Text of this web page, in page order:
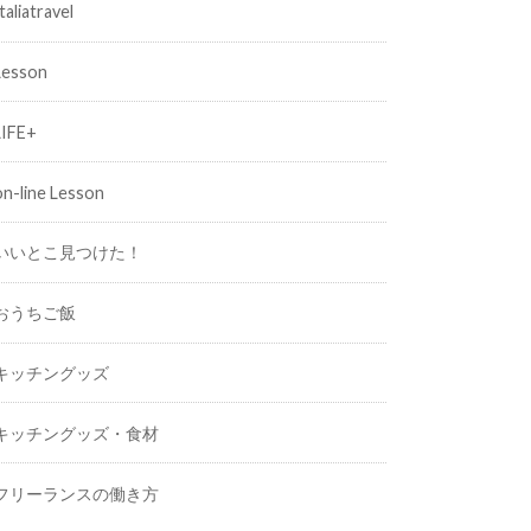
line Lesson
いとこ見つけた！
うちご飯
ッチングッズ
ッチングッズ・食材
リーランスの働き方